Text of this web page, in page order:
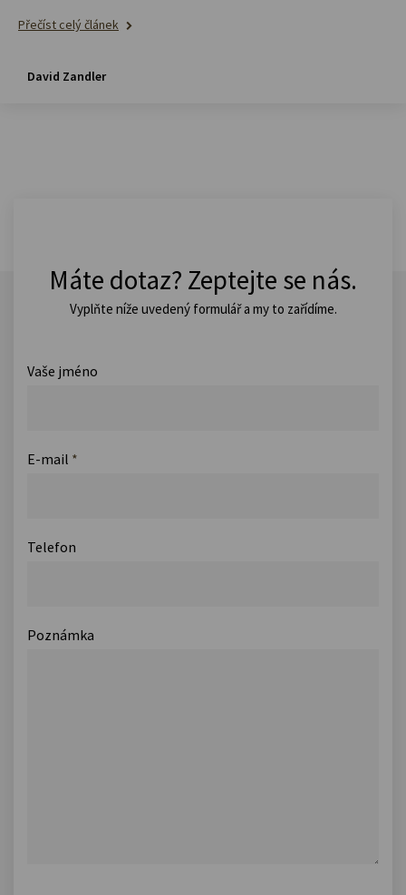
Přečíst celý článek
David Zandler
Máte dotaz? Zeptejte se nás.
Vyplňte níže uvedený formulář a my to zařídíme.
Vaše jméno
E-mail *
Telefon
Poznámka